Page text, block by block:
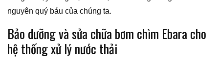
nguyên quý báu của chúng ta.
Bảo dưỡng và sửa chữa bơm chìm Ebara cho
hệ thống xử lý nước thải